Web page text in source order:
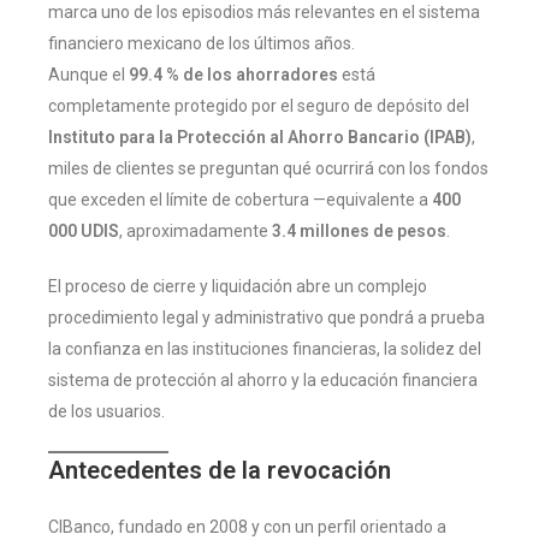
marca uno de los episodios más relevantes en el sistema
financiero mexicano de los últimos años.
Aunque el 99.4 % de los ahorradores está
completamente protegido por el seguro de depósito del
Instituto para la Protección al Ahorro Bancario (IPAB),
miles de clientes se preguntan qué ocurrirá con los fondos
que exceden el límite de cobertura —equivalente a 400
000 UDIS, aproximadamente 3.4 millones de pesos
El proceso de cierre y liquidación abre un complejo
procedimiento legal y administrativo que pondrá a prueba
la confianza en las instituciones financieras, la solidez del
sistema de protección al ahorro y la educación financiera
de los usuarios.
Antecedentes de la revocación
CIBanco, fundado en 2008 y con un perfil orientado a